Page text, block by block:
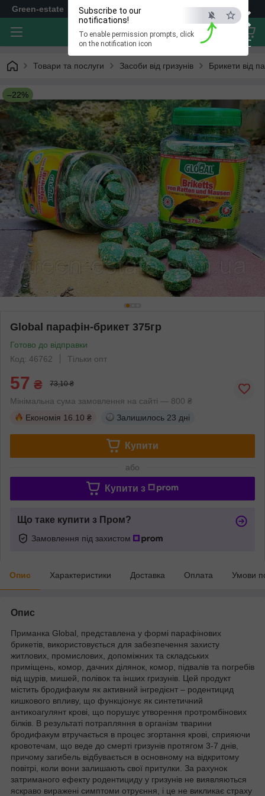
×
ESC
Subscribe to our
notifications!
To enable permission prompts, click
on the notification icon
Green-estate
Товари та послуги Засоби від гризунів Брикети від
–22%
Global парафін-брикет 375гр
Готово до відправки
Код: 46762
Тільки опт
57 ₴ 73,10 ₴
Мінімальна сума замовлення на сайті — 800 ₴
Економія 16.10 ₴ Залишилось 23 дні
Купити
або
Купити з
Що таке купити з Пром?
Замовлення під захистом
Опис Характеристики Доставка Оплата Умови
Опис
Приманка Global, представлена у формі парафінових
брикетів, використовується для забезпечення захисту
житлових, промислових, допоміжних та складських
приміщень, комор, дачних ділянок, комор, підвалів та погребів
від щурів, мишей, полівок та інших гризунів. Цей продукт
містить бродифакум як активний інгредієнт – родентицид
кишкового впливу, що функціонує як синтетичний
антикоагулянт крові, що порушує утворення протромбінових
білків. В результаті потрапляння в організм тварини
бродифакум втручається в процес згортання крові, сприяючи
кровотечам, що веде до смерті гризунів протягом 3-7 днів,
причому загибель відбувається в основному на відкритому
повітрі, коли вони залишають свої притулки. За рахунок
затриманого ефекту родентициду у гризунів не виявляються
яскраво виражені симптоми отруєння, і це не викликає страху